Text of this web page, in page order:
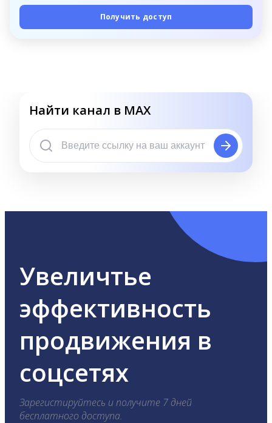
Получить доступ
Найти канал в MAX
Увеличтье
эффективность
продвижения в
соцсетях
Зарегистируйтесь и получите 7 дней
бесплатного доступа.